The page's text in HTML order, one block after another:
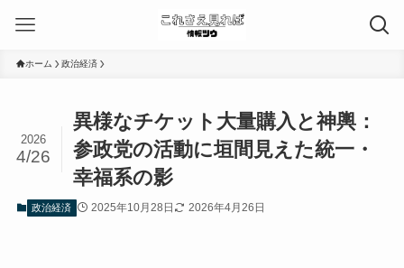
ホーム 政治経済
異様なチケット大量購入と神輿：
参政党の活動に垣間見えた統一・
幸福系の影
2026
4/26
政治経済 2025年10月28日 2026年4月26日